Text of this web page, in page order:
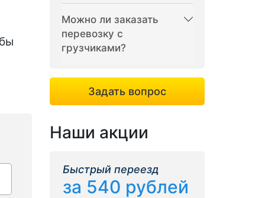
Можно ли заказать
перевозку с
грузчиками?
Задать вопрос
Наши акции
Быстрый переезд
за 540 рублей